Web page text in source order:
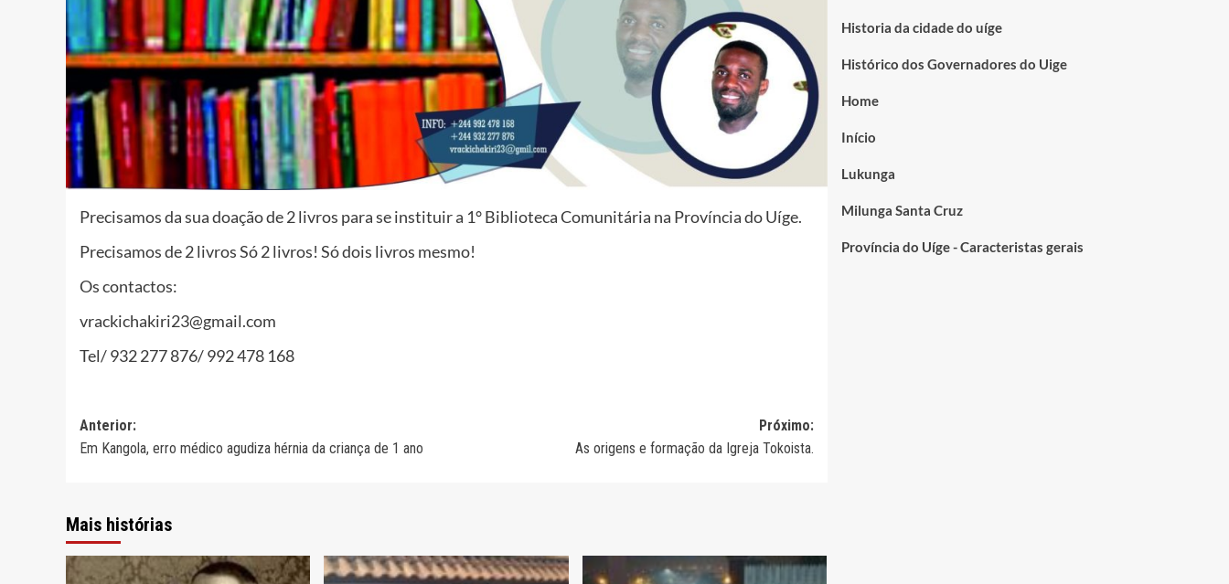
Precisamos da sua doação de 2 livros para se instituir a 1° Biblioteca Comunitária na Província do Uíge.
Precisamos de 2 livros Só 2 livros! Só dois livros mesmo!
Os contactos:
vrackichakiri23@gmail.com
Tel/ 932 277 876/ 992 478 168
Navegação
de
Anterior:
Em Kangola, erro médico agudiza hérnia da criança de 1 ano
Próximo:
As origens e formação da Igreja Tokoista.
Mais histórias
Historia da cidade do uíge
Histórico dos Governadores do Uige
Home
Início
Lukunga
Milunga Santa Cruz
Província do Uíge - Caracteristas gerais